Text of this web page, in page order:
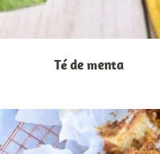
Té de menta